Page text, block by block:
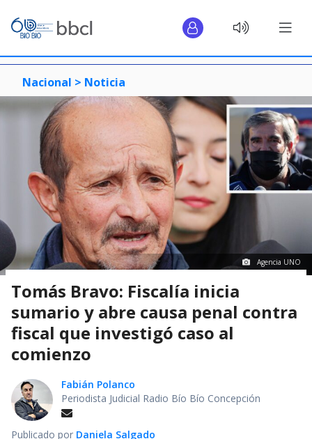
Nacional > Noticia
Agencia UNO
Tomás Bravo: Fiscalía inicia
sumario y abre causa penal contra
fiscal que investigó caso al
comienzo
Fabián Polanco
Periodista Judicial Radio Bío Bío Concepción
Publicado por Daniela Salgado